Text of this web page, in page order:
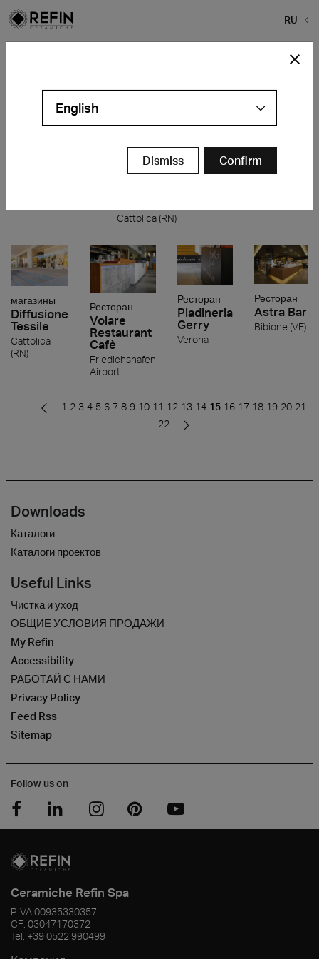
RU
Гостеприимство
DaySpa at
Cattolica (RN)
магазины
Showroom
магазины
Diffusione
Tessile
Cattolica
(RN)
Ресторан
Volare
Restaurant
Cafè
Friedichshafen
Airport
Ресторан
Piadineria
Gerry
Verona
Ресторан
Astra Bar
Bibione (VE)
1 2 3 4 5 6 7 8 9 10 11 12 13 14 15 16 17 18 19 20 21
22
Downloads
Каталоги
Каталоги проектов
Useful Links
Чистка и уход
ОБЩИЕ УСЛОВИЯ ПРОДАЖИ
My Refin
Accessibility
РАБОТАЙ С НАМИ
Privacy Policy
Feed Rss
Sitemap
Follow us on
Ceramiche Refin Spa
P.IVA00935330357
CF: 03047170372
Tel. +39 0522 990499
English
Dismiss Confirm